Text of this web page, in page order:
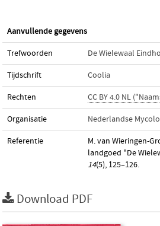
Aanvullende gegevens
Trefwoorden De Wielewaal
Tijdschrift Coolia
Rechten CC BY 4.0 NL
Organisatie Nederlandse
Referentie
M. van Wieringen-
landgoed "De
14(5), 125–126.
Download PDF